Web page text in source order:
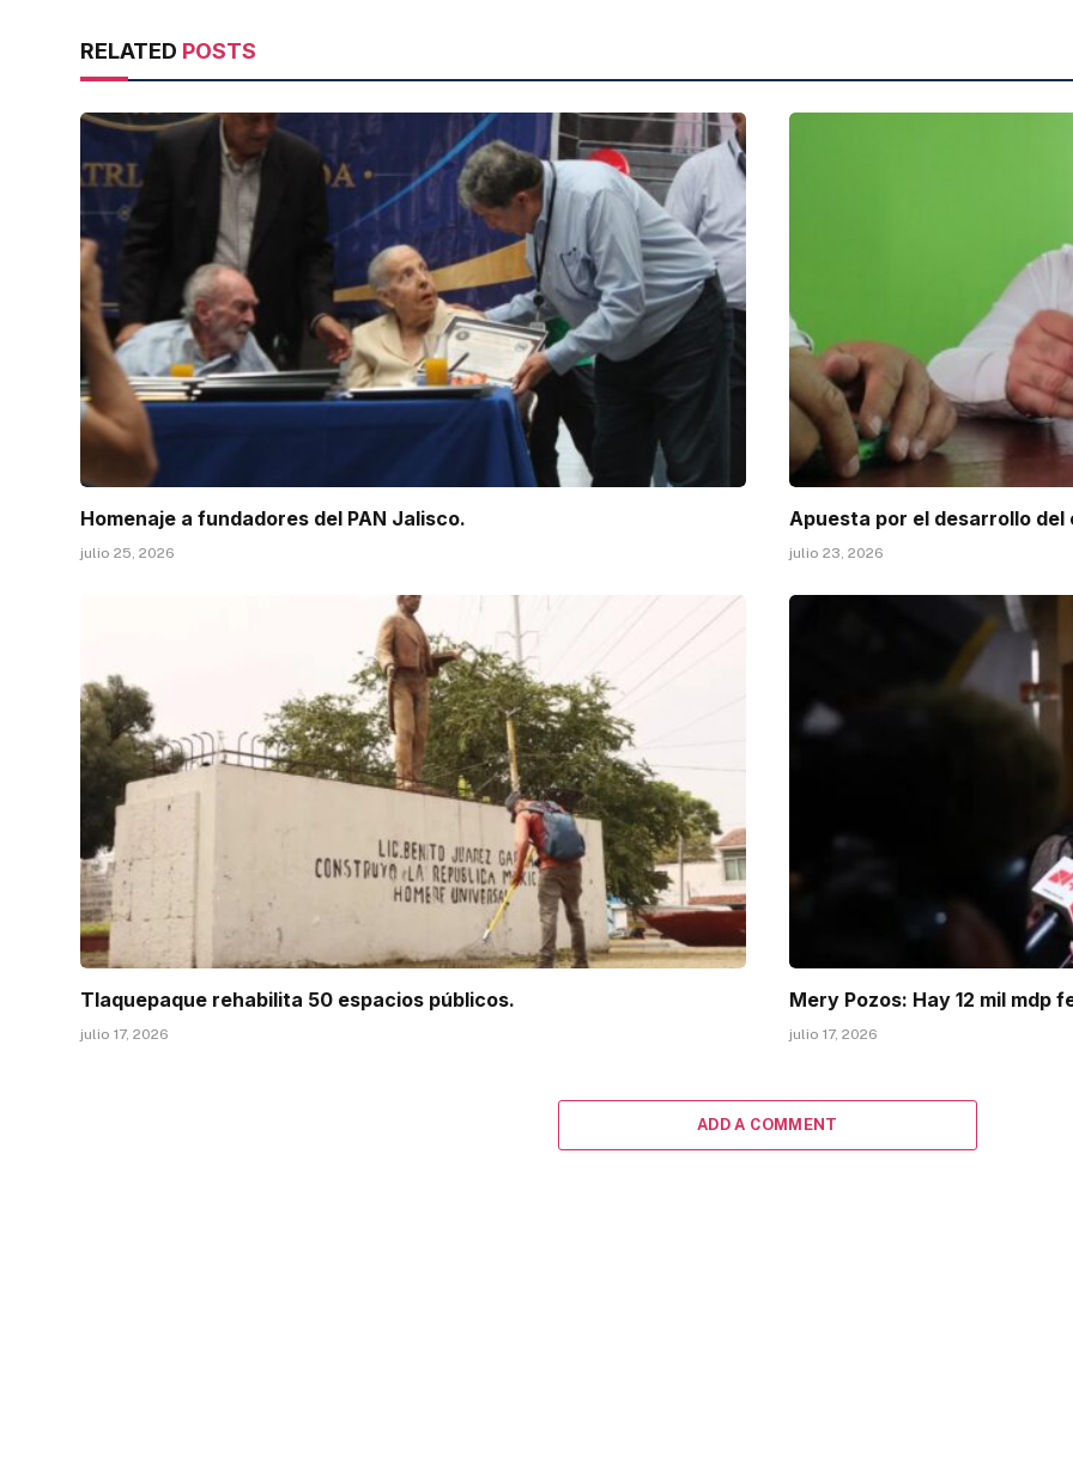
RELATED POSTS
Homenaje a fundadores del PAN Jalisco.
julio 25, 2026
Apuesta por el desarrollo
julio 23, 2026
Tlaquepaque rehabilita 50 espacios públicos.
julio 17, 2026
Mery Pozos: Hay 12 mil mdp
julio 17, 2026
ADD A COMMENT